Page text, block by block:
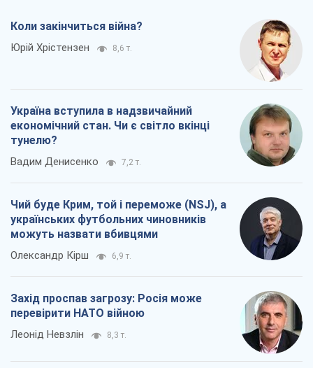
Коли закінчиться війна?
Юрій Хрістензен 8,6 т.
Україна вступила в надзвичайний
економічний стан. Чи є світло вкінці
тунелю?
Вадим Денисенко 7,2 т.
Чий буде Крим, той і переможе (NSJ), а
українських футбольних чиновників
можуть назвати вбивцями
Олександр Кірш 6,9 т.
Захід проспав загрозу: Росія може
перевірити НАТО війною
Леонід Невзлін 8,3 т.